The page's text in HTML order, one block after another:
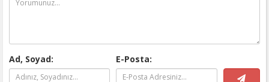
Ad, Soyad: E-Posta: